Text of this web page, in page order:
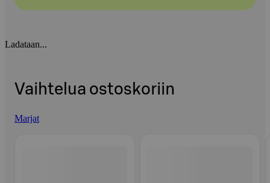
Ladataan...
Vaihtelua ostoskoriin
Marjat